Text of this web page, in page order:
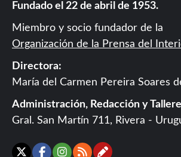
Fundado el 22 de abril de 1953.
Miembro y socio fundador de la
Organización de la Prensa del
Directora:
María del Carmen Pereira Soares
Administración, Redacción y
Gral. San Martín 711, Rivera -